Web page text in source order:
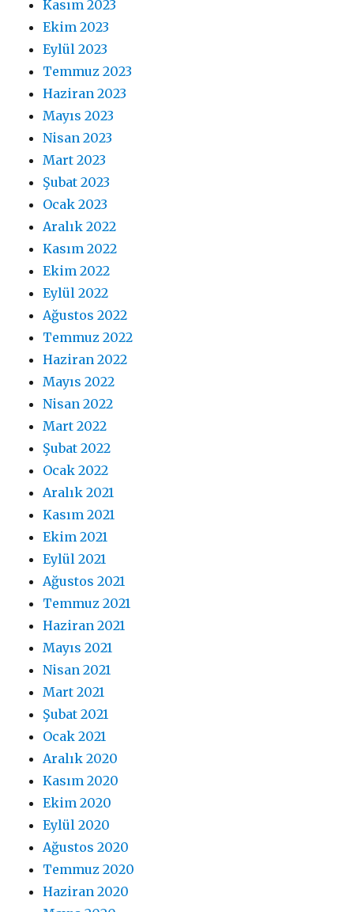
Kasım 2023
Ekim 2023
Eylül 2023
Temmuz 2023
Haziran 2023
Mayıs 2023
Nisan 2023
Mart 2023
Şubat 2023
Ocak 2023
Aralık 2022
Kasım 2022
Ekim 2022
Eylül 2022
Ağustos 2022
Temmuz 2022
Haziran 2022
Mayıs 2022
Nisan 2022
Mart 2022
Şubat 2022
Ocak 2022
Aralık 2021
Kasım 2021
Ekim 2021
Eylül 2021
Ağustos 2021
Temmuz 2021
Haziran 2021
Mayıs 2021
Nisan 2021
Mart 2021
Şubat 2021
Ocak 2021
Aralık 2020
Kasım 2020
Ekim 2020
Eylül 2020
Ağustos 2020
Temmuz 2020
Haziran 2020